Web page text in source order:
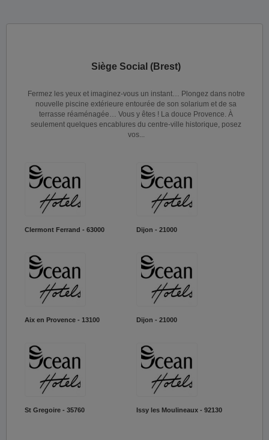
Siège Social (Brest)
Fermez les yeux et imaginez-vous un instant… Plongez dans notre
nouvelle piscine extérieure entourée de son solarium et de sa
terrasse réaménagée… Vous y êtes ! La douce Provence. À
seulement quelques encablures du centre-ville historique, posez
vos...
Clermont Ferrand - 63000 Dijon - 21000
Aix en Provence - 13100 Dijon - 21000
St Gregoire - 35760 Issy les Moulineaux - 92130